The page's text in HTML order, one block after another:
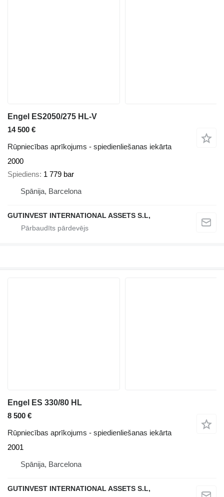
Engel ES2050/275 HL-V
14 500 €
Rūpniecības aprīkojums - spiedienliešanas iekārta
2000
Spiediens 1 779 bar
Spānija, Barcelona
GUTINVEST INTERNATIONAL ASSETS S.L,
Engel ES 330/80 HL
8 500 €
Rūpniecības aprīkojums - spiedienliešanas iekārta
2001
Spānija, Barcelona
GUTINVEST INTERNATIONAL ASSETS S.L,